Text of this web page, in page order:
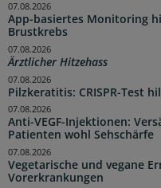
App-basiertes Monitoring
Brustkrebs
07.08.2026
Ärztlicher Hitzehass
07.08.2026
Pilzkeratitis: CRISPR-Test
07.08.2026
Anti-VEGF-Injektionen:
Patienten wohl Sehschärfe
07.08.2026
Vegetarische und vegane
Vorerkrankungen
07.08.2026